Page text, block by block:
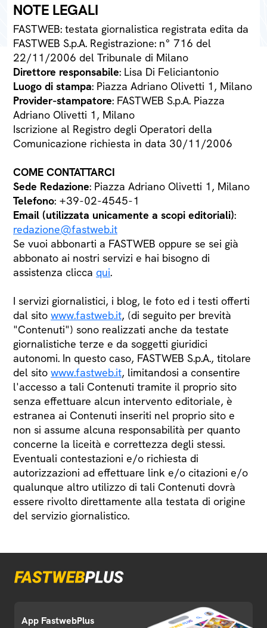
NOTE LEGALI
FASTWEB: testata giornalistica registrata edita da
FASTWEB S.p.A. Registrazione: n° 716 del
22/11/2006 del Tribunale di Milano
Direttore responsabile: Lisa Di Feliciantonio
Luogo di stampa: Piazza Adriano Olivetti 1, Milano
Provider-stampatore: FASTWEB S.p.A. Piazza
Adriano Olivetti 1, Milano
Iscrizione al Registro degli Operatori della
Comunicazione richiesta in data 30/11/2006
COME CONTATTARCI
Sede Redazione: Piazza Adriano Olivetti 1, Milano
Telefono: +39-02-4545-1
Email (utilizzata unicamente a scopi editoriali):
redazione@fastweb.it
Se vuoi abbonarti a FASTWEB oppure se sei già
abbonato ai nostri servizi e hai bisogno di
assistenza clicca qui.
I servizi giornalistici, i blog, le foto ed i testi offerti
dal sito www.fastweb.it, (di seguito per brevità
"Contenuti") sono realizzati anche da testate
giornalistiche terze e da soggetti giuridici
autonomi. In questo caso, FASTWEB S.p.A., titolare
del sito www.fastweb.it, limitandosi a consentire
l'accesso a tali Contenuti tramite il proprio sito
senza effettuare alcun intervento editoriale, è
estranea ai Contenuti inseriti nel proprio sito e
non si assume alcuna responsabilità per quanto
concerne la liceità e correttezza degli stessi.
Eventuali contestazioni e/o richiesta di
autorizzazioni ad effettuare link e/o citazioni e/o
qualunque altro utilizzo di tali Contenuti dovrà
essere rivolto direttamente alla testata di origine
del servizio giornalistico.
App FastwebPlus